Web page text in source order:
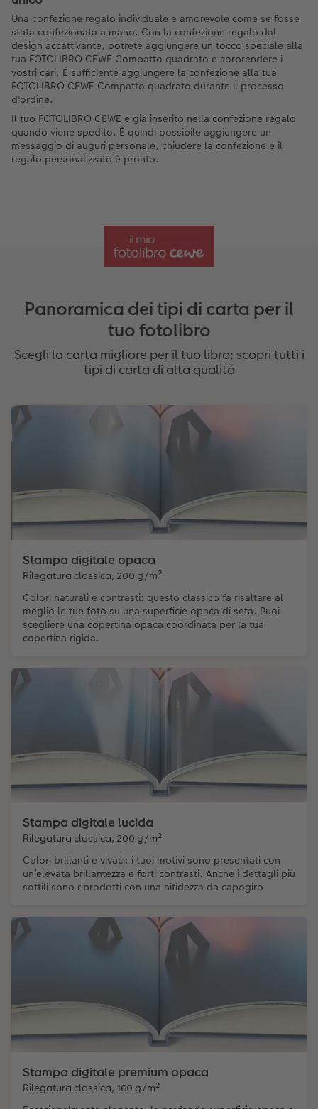
Una confezione regalo individuale e amorevole come se fosse
stata confezionata a mano. Con la confezione regalo dal
design accattivante, potrete aggiungere un tocco speciale alla
tua FOTOLIBRO CEWE Compatto quadrato e sorprendere i
vostri cari. È sufficiente aggiungere la confezione alla tua
FOTOLIBRO CEWE Compatto quadrato durante il processo
d'ordine.
Il tuo FOTOLIBRO CEWE è già inserito nella confezione regalo
quando viene spedito. È quindi possibile aggiungere un
messaggio di auguri personale, chiudere la confezione e il
regalo personalizzato è pronto.
Panoramica dei tipi di carta per il
tuo fotolibro
Scegli la carta migliore per il tuo libro: scopri tutti i
tipi di carta di alta qualità
Stampa digitale opaca
Rilegatura classica, 200 g/m²
Colori naturali e contrasti: questo classico fa risaltare al
meglio le tue foto su una superficie opaca di seta. Puoi
scegliere una copertina opaca coordinata per la tua
copertina rigida.
Stampa digitale lucida
Rilegatura classica, 200 g/m²
Colori brillanti e vivaci: i tuoi motivi sono presentati con
un’elevata brillantezza e forti contrasti. Anche i dettagli più
sottili sono riprodotti con una nitidezza da capogiro.
Stampa digitale premium opaca
Rilegatura classica, 160 g/m²